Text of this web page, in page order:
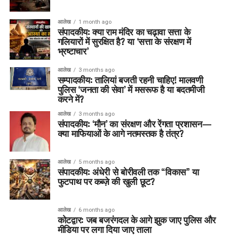
आलेख 1 month ago
संपादकीय: क्या राम मंदिर का चढ़ावा सत्ता के
गलियारों में सुरक्षित है? या ‘सत्ता के संरक्षण में
भ्रष्टाचार’
आलेख 3 months ago
सम्पादकीय: तालियां बजती रहनी चाहिए! मालवणी
पुलिस ‘जनता की सेवा’ में मसरूफ है या बदतमीजी
करने में?
आलेख 3 months ago
संपादकीय: ‘मौन’ का संरक्षण और रेंगता प्रशासन—
क्या माफियाओं के आगे नतमस्तक है तंत्र?
आलेख 5 months ago
संपादकीय: अंधेरी से बोरीवली तक “विकास” या
फुटपाथ पर कब्ज़े की खुली छूट?
आलेख 6 months ago
कोटद्वार: जब बजरंगदल के आगे झुक जाए पुलिस और
मीडिया पर लगा दिया जाए ताला